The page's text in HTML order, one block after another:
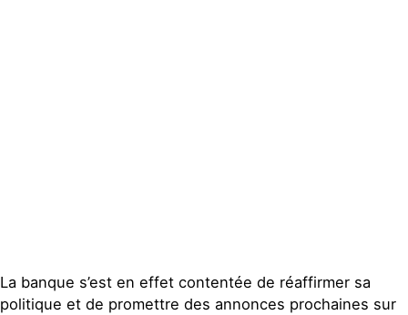
La banque s’est en effet contentée de réaffirmer sa
politique et de promettre des annonces prochaines sur